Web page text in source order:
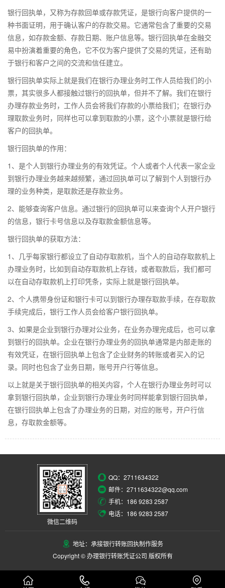
银行回执单，又称为存款回单或存款凭证，是银行向客户提供的一
种书面证明，用于确认客户的存款交易。它通常包含了重要的交易
信息，如存款金额、存款日期、账户信息等。银行回执单在金融交
易中扮演着重要的角色，它不仅为客户提供了交易的凭证，还有助
于银行和客户之间的交流和信任建立。
银行回执单实际上就是我们在银行办理业务时工作人员给我们的小
票，其实很多人都接触过银行的回执单，但并不了解。我们在银行
办理存款业务时，工作人员会将我们存款的小票给我们；在银行办
理取款业务时，同样也可以拿到取款的小票，这个小票就是银行给
客户的回执单。
银行回执单的作用：
1、是个人到银行办理业务的有效凭证。个人或者个人代表一家企业
到银行办理业务越来越频繁，通过回执单可以了解到个人到银行办
理的业务种类，是取款还是存款业务。
2、能够查询客户信息。通过银行的回执单可以来查询个人开户银行
的信息，银行卡号信息以及存取款金额信息等。
银行回执单的获取方法：
1、几乎每家银行都设立了自动存取款机，当个人的自动存取款机上
办理业务时，比如到自动存取款机上存钱，或者取款后，我们都可
以在自动存取款机上打印凭条，实际上就是银行回执单。
2、个人携带身份证和银行卡可以到银行办理存取款手续，在存取款
手续完成后，银行工作人员会给客户银行回执单。
3、如果是企业到银行办理对公业务，在业务办理完成后，也可以拿
到银行的回执单。企业在银行办理业务的回执单通常是内部走账的
有效凭证，在银行回执单上包含了企业财务的转账或者买入的记
录。同时也包含了业务日期，账号开户行等信息。
以上就是关于银行回执单的相关内容，个人在银行办理业务时可以
拿到银行回执单，企业到银行办理业务时同样能拿到银行回执单，
在银行回执单上包含了办理业务的日期，对应的账号，开户行信
息，存取款金额等。
微信二维码
QQ：2711634322
邮件：2711634322@qq.com
手机：186 9283 2587
电话：186 9283 2587
地址：承接银行转账回执制作服务
Copyright © 办理银行转账凭证公司 版权所有